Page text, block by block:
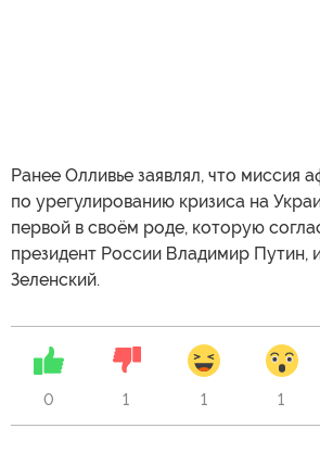
Ранее Олливье заявлял, что миссия
по урегулированию кризиса на
первой в своём роде, которую
президент России Владимир Путин,
Зеленский.
0 1 1 1